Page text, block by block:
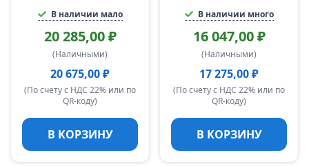
В наличии мало
20 285,00 ₽
(Наличными)
20 675,00 ₽
(По счету с НДС 22% или по
QR-коду)
В КОРЗИНУ
В наличии много
16 047,00 ₽
(Наличными)
17 275,00 ₽
(По счету с НДС 22% или по
QR-коду)
В КОРЗИНУ